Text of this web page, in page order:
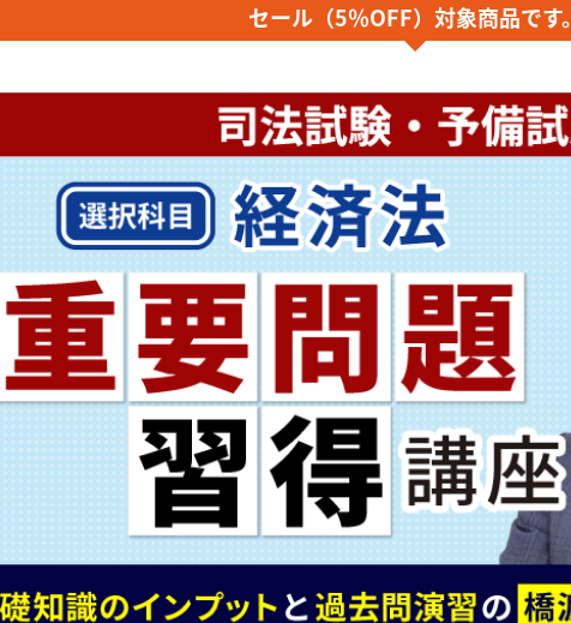
セール（5％OFF）対象商品です。